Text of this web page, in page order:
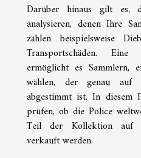
Darüber hinaus gilt es,
analysieren, denen Ihre
zählen beispielsweise
Transportschäden. Eine
ermöglicht es Sammlern,
wählen, der genau auf
abgestimmt ist. In diesem
prüfen, ob die Police
Teil der Kollektion auf
verkauft werden.